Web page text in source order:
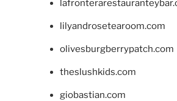
lilyandrosetearoom.com
olivesburgberrypatch.com
theslushkids.com
giobastian.com